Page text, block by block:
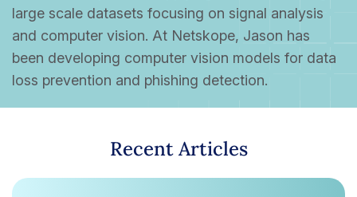
large scale datasets focusing on signal analysis
and computer vision. At Netskope, Jason has
been developing computer vision models for data
loss prevention and phishing detection.
Recent Articles